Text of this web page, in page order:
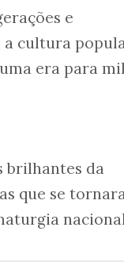
e
cultura
era para
brilhantes da
que se